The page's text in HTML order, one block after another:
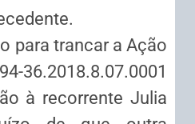
para trancar a Ação
36.2018.8.07.0001
à recorrente Julia